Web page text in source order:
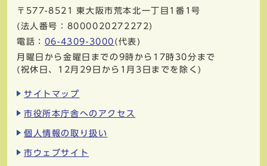
〒577-8521
東大阪市荒本北一丁目1番1号
(法人番号：8000020272272)
電話： 06-4309-3000 (代表)
月曜日から金曜日までの9時から17時30分まで
(祝休日、12月29日から1月3日までを除く)
サイトマップ
市役所本庁舎へのアクセス
個人情報の取り扱い
市ウェブサイト